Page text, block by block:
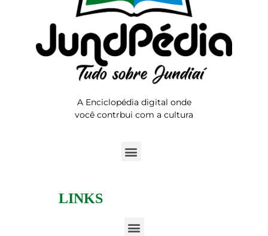
A Enciclopédia digital onde
você contrbui com a cultura
LINKS